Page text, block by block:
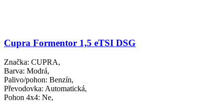
Cupra Formentor 1,5 eTSI DSG
Značka: CUPRA,
Barva: Modrá,
Palivo/pohon: Benzín,
Převodovka: Automatická,
Pohon 4x4: Ne,